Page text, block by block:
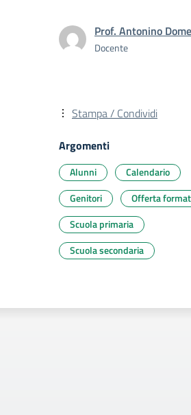
Prof. Antonino
Docente
Stampa / Condividi
Argomenti
Alunni
Calendario
Genitori
Offerta
Scuola primaria
Scuola secondaria